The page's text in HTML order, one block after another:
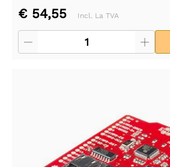
€ 54,55 Incl. La TVA